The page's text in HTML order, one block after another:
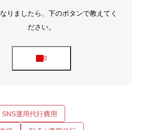
りましたら、下のボタンで教えてく
ださい。
SNS運用代行費用